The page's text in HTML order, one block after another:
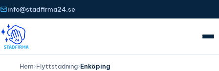
info@stadfirma24.se
Hem›Flyttstädning›Enköping